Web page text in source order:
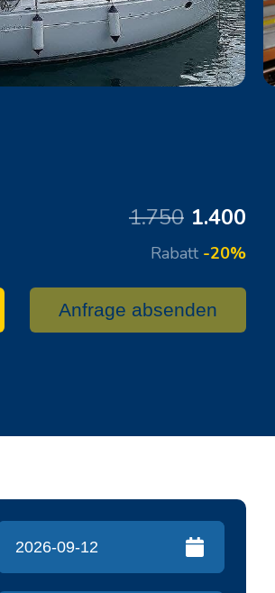
1.750 1.400
Rabatt -20%
Anfrage absenden